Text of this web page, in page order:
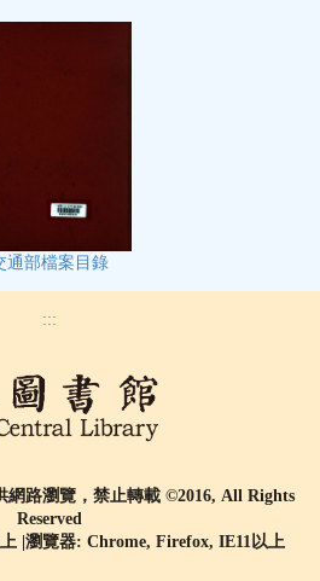
通部檔案目錄
:::
網路瀏覽，禁止轉載 ©2016, All Rights
Reserved
|瀏覽器: Chrome, Firefox, IE11以上